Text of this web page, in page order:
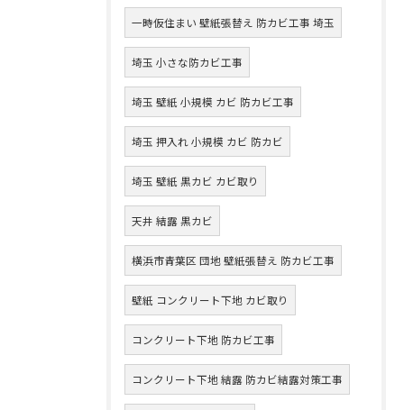
一時仮住まい 壁紙張替え 防カビ工事 埼玉
埼玉 小さな防カビ工事
埼玉 壁紙 小規模 カビ 防カビ工事
埼玉 押入れ 小規模 カビ 防カビ
埼玉 壁紙 黒カビ カビ取り
天井 結露 黒カビ
横浜市青葉区 団地 壁紙張替え 防カビ工事
壁紙 コンクリート下地 カビ取り
コンクリート下地 防カビ工事
コンクリート下地 結露 防カビ結露対策工事